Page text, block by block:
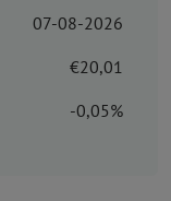
07-08-2026
€20,01
-0,05%